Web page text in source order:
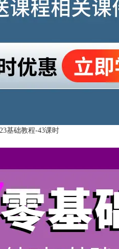
基础教程-43课时